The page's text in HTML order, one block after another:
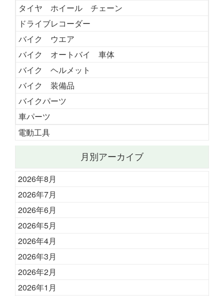
タイヤ ホイール チェーン
ドライブレコーダー
バイク ウエア
バイク オートバイ 車体
バイク ヘルメット
バイク 装備品
バイクパーツ
車パーツ
電動工具
月別アーカイブ
2026年8月
2026年7月
2026年6月
2026年5月
2026年4月
2026年3月
2026年2月
2026年1月